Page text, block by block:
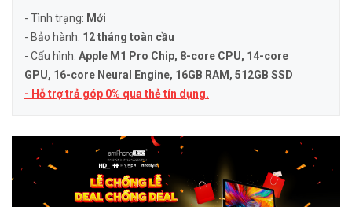
- Tình trạng: Mới
- Bảo hành: 12 tháng toàn cầu
- Cấu hình: Apple M1 Pro Chip, 8-core CPU, 14-core
GPU, 16-core Neural Engine, 16GB RAM, 512GB SSD
- Hỗ trợ trả góp 0% qua thẻ tín dụng.